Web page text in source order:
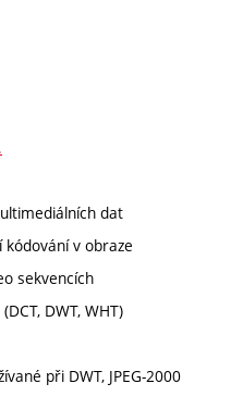
dat
kódování v obraze
sekvencích
DWT, WHT)
při DWT, JPEG-2000